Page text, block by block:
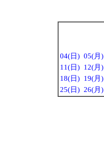
04(日) 05(月)
11(日) 12(月)
18(日) 19(月)
25(日) 26(月)